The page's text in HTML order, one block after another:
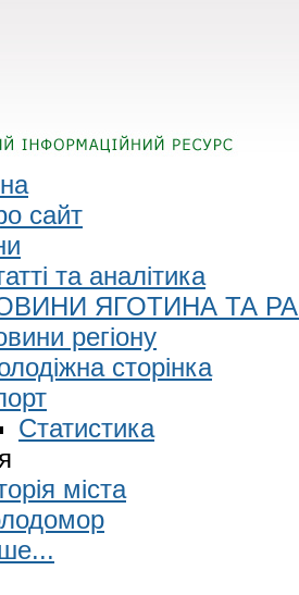
сайт
та аналітика
ЯГОТИНА ТА
регіону
сторінка
Статистика
міста